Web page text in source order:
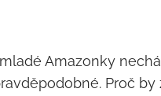
Amazonky
Proč by